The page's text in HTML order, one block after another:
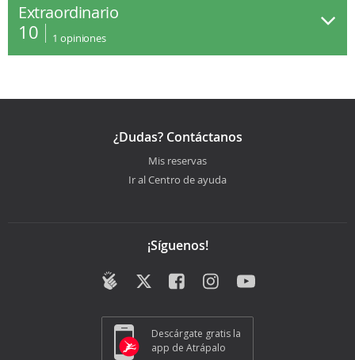
Extraordinario
10 1 opiniones
¿Dudas? Contáctanos
Mis reservas
Ir al Centro de ayuda
¡Síguenos!
Descárgate gratis la
app de Atrápalo